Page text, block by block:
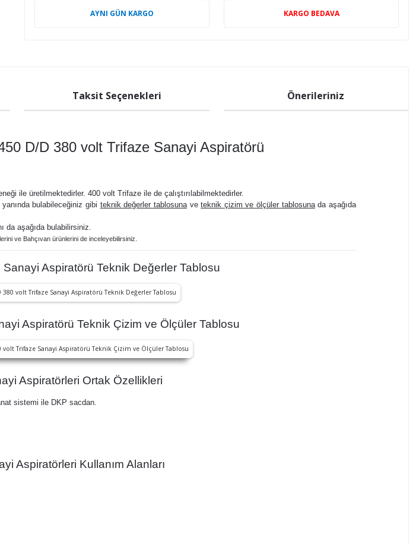
AYNI GÜN KARGO KARGO BEDAVA
Taksit Seçenekleri Önerileriniz
D/D 380 volt Trifaze Sanayi Aspiratörü
ile üretilmektedirler. 400 volt Trifaze ile de çalıştırılabilmektedirler.
bulabileceğiniz gibi teknik değerler tablosunaveteknik çizim ve ölçüler tablosunada aşağıda
da aşağıda bulabilirsiniz.
ve Bahçıvan ürünlerini de inceleyebilirsiniz.
Aspiratörü Teknik Değerler Tablosu
Aspiratörü Teknik Çizim ve Ölçüler Tablosu
Aspiratörleri Ortak Özellikleri
sistemi ile DKP sacdan.
Aspiratörleri Kullanım Alanları